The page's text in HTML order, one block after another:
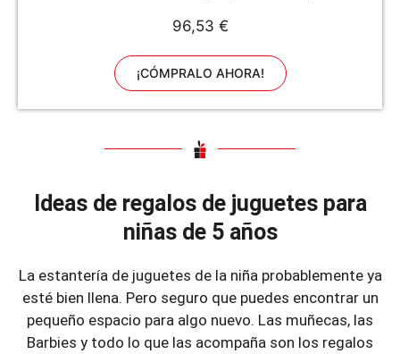
96,53 €
¡CÓMPRALO AHORA!
Ideas de regalos de juguetes para
niñas de 5 años
La estantería de juguetes de la niña probablemente ya
esté bien llena. Pero seguro que puedes encontrar un
pequeño espacio para algo nuevo. Las muñecas, las
Barbies y todo lo que las acompaña son los regalos